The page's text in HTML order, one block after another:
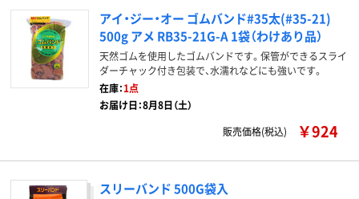
アイ・ジー・オー ゴムバンド#35太(#35-21)
500g アメ RB35-21G-A 1袋（わけあり品）
天然ゴムを使用したゴムバンドです。保管ができるスライ
ダーチャック付き包装で、水濡れなどにも強いです。
在庫：1点
お届け日：8月8日（土）
販売価格(税込)
￥924
スリーバンド 500G袋入